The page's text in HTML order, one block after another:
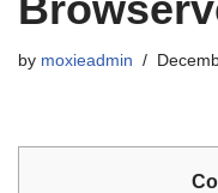
by moxieadmin